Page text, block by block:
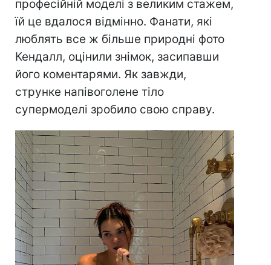
професійній моделі з великим стажем,
їй це вдалося відмінно. Фанати, які
люблять все ж більше природні фото
Кендалл, оцінили знімок, засипавши
його коментарями. Як завжди,
струнке напівоголене тіло
супермоделі зробило свою справу.